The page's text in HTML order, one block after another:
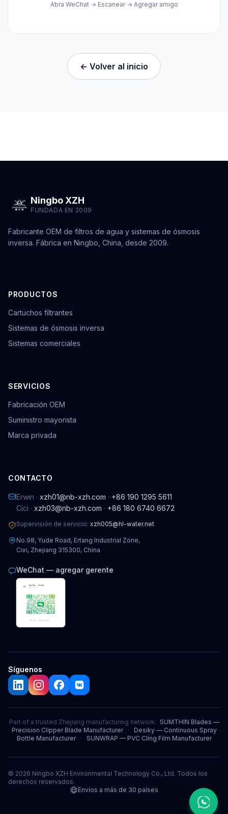
Abra WeChat → Escanear → Agregar amigo
← Volver al inicio
Ningbo XZH
FUNDADA EN 2009
Fabricante OEM de filtros de agua y sistemas de ósmosis
inversa. Fábrica en Ningbo, China, desde 2009.
PRODUCTOS
Cartuchos filtrantes
Sistemas de ósmosis inversa
Sistemas comerciales
SERVICIOS
Fabricación OEM
Suministro mayorista
Marca privada
CONTACTO
Erwin · xzh01@nb-xzh.com · +86 190 1295 5611
Cici · xzh03@nb-xzh.com · +86 180 6740 6672
Supervisión de servicio: xzh005@hl-water.net
No.98, Yude Road, Ertang Industrial Zone,
Cixi, Zhejiang 315300, China
WeChat — agregar gerente
Síguenos
Part of a trusted Zhejiang manufacturing network: SUMTHIN Blades —
Precision Clipper Blade Manufacturer
·
Desiky — Continuous Spray
Bottle Manufacturer
· SUNWRAP — PVC Cling Film Manufacturer
© 2026 Ningbo XZH Environmental Technology Co., Ltd. Todos los
derechos reservados. ·
Envíos a más de 30 países